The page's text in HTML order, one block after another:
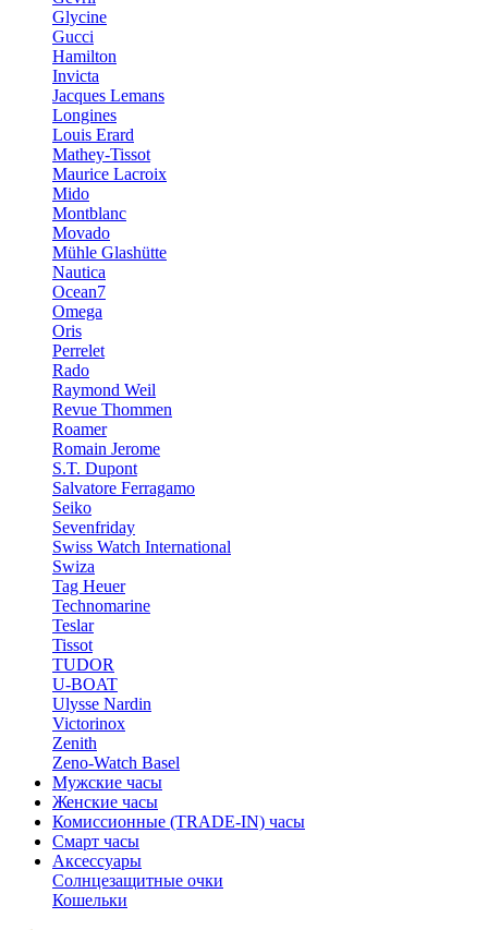
Glycine
Gucci
Hamilton
Invicta
Jacques Lemans
Longines
Louis Erard
Mathey-Tissot
Maurice Lacroix
Mido
Montblanc
Movado
Mühle Glashütte
Nautica
Ocean7
Omega
Oris
Perrelet
Rado
Raymond Weil
Revue Thommen
Roamer
Romain Jerome
S.T. Dupont
Salvatore Ferragamo
Seiko
Sevenfriday
Swiss Watch International
Swiza
Tag Heuer
Technomarine
Teslar
Tissot
TUDOR
U-BOAT
Ulysse Nardin
Victorinox
Zenith
Zeno-Watch Basel
Мужские часы
Женские часы
Комиссионные (TRADE-IN) часы
Смарт часы
Аксессуары
Солнцезащитные очки
Кошельки